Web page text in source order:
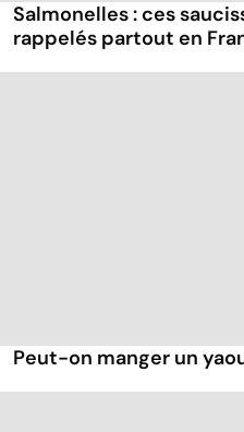
Salmonelles : ces
rappelés partout en
Peut-on manger un